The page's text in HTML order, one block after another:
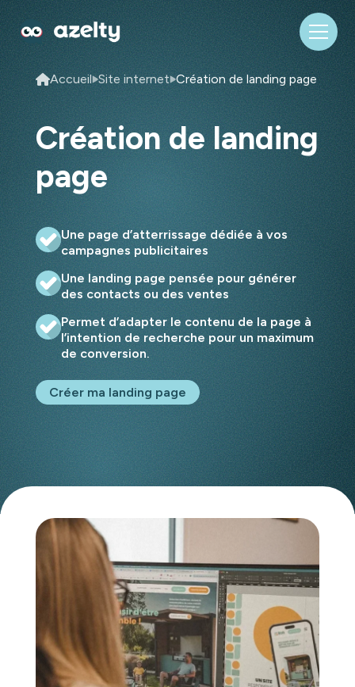
Accueil Site internet Création de landing page
Création de landing
page
Une page d’atterrissage dédiée à vos
campagnes publicitaires
Une landing page pensée pour générer
des contacts ou des ventes
Permet d’adapter le contenu de la page à
l’intention de recherche pour un maximum
de conversion.
Créer ma landing page